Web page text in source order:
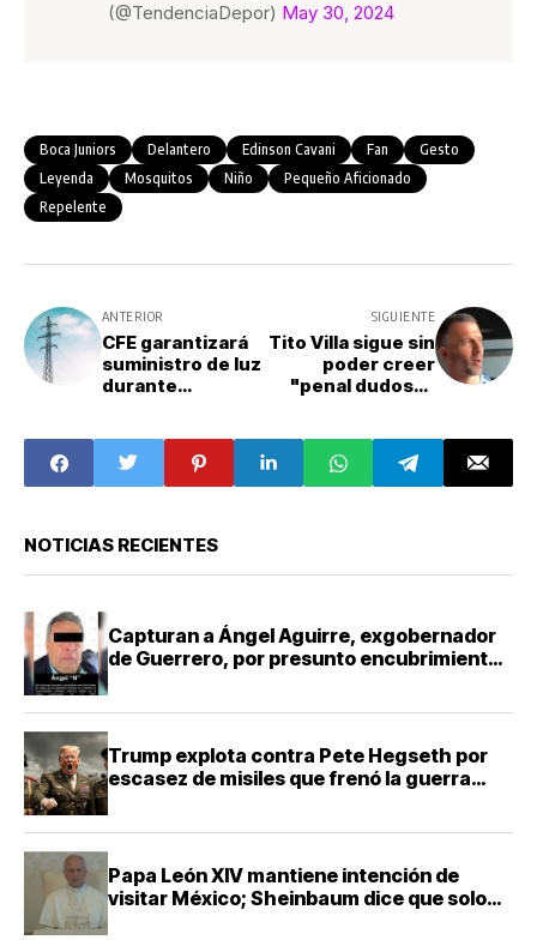
(@TendenciaDepor) May 30, 2024
Boca Juniors Delantero Edinson Cavani Fan
Gesto
Leyenda
Mosquitos Niño
Pequeño Aficionado
Repelente
ANTERIOR
CFE garantizará
suministro de luz
durante
SIGUIENTE
Tito Villa sigue sin
poder creer
"penal dudoso"
NOTICIAS RECIENTES
Capturan a Ángel Aguirre, exgobernador
de Guerrero, por presunto encubrimiento
Trump explota contra Pete Hegseth por
escasez de misiles que frenó la guerra
Papa León XIV mantiene intención de
visitar México; Sheinbaum dice que solo